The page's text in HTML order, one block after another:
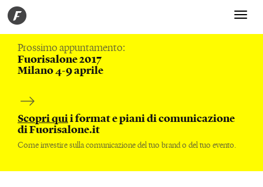
Toggle
Prossimo appuntamento:
Fuorisalone 2017
Milano 4-9 aprile
Scopri quii format e piani di comunicazione
di Fuorisalone.it
Come investire sulla comunicazione del tuo brand o del tuo evento.